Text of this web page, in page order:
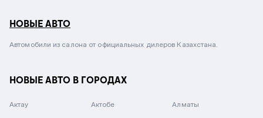
НОВЫЕ АВТО
Автомобили из салона от официальных дилеров Казахстана.
НОВЫЕ АВТО В ГОРОДАХ
Актау Актобе Алматы